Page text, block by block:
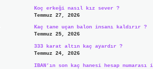
Koç erkeği nasıl kız sever ?
Temmuz 27, 2026
Kaç tane uçan balon insanı kaldırır ?
Temmuz 25, 2026
333 karat altın kaç ayardır ?
Temmuz 24, 2026
IBAN’ın son kaç hanesi hesap numarası